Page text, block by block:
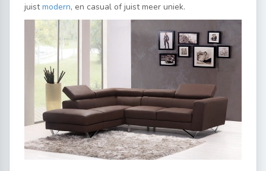
juistmodern, en casual of juist meer uniek.